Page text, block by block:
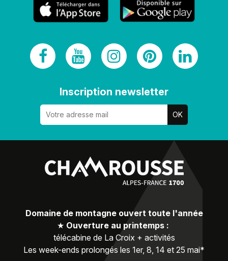
Inscription newsletter
Domaine de montagne ouvert toute l'année
★ Ouverture au printemps :
télécabine de La Croix + activités
Les week-ends prolongés les 1er, 8, 14 et 25 mai*